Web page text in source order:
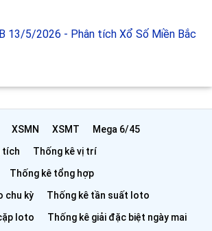
13/5/2026 - Phân tích Xổ Số Miền Bắc
XSMN XSMT
Mega 6/45
tích
Thống kê vị trí
Thống kê tổng hợp
chu kỳ
Thống kê tần suất loto
loto
Thống kê giải đặc biệt ngày mai